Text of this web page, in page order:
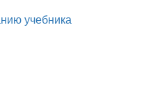
учебника